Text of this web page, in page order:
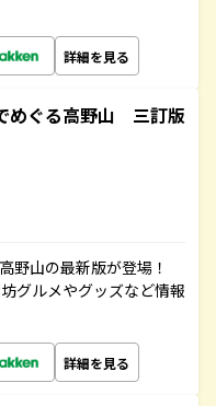
詳細を見る
めぐる高野山 三訂版
野山の最新版が登場！
グルメやグッズなど情報
詳細を見る